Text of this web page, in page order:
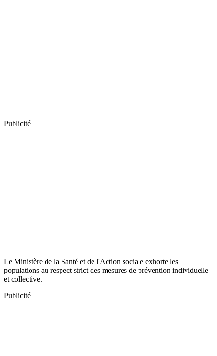
Publicité
Le Ministère de la Santé et de l'Action sociale exhorte les
populations au respect strict des mesures de prévention individuelle
et collective.
Publicité